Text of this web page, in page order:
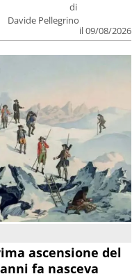
di
Davide Pellegrino
il 09/08/2026
ascensione del
fa nasceva